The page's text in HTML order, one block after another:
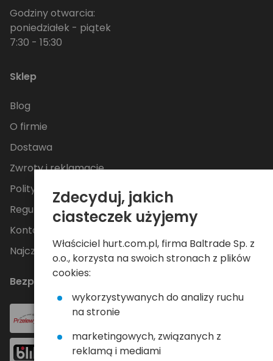
Godziny otwarcia:
poniedziałek - piątek
7:30 - 15:30
Sklep
Blog
O firmie
Dostawa
Zwroty i reklamacje
Polityka Prywatności
Regulamin
Kontakt
Najczęściej zadawane pytania
Bezpieczne płatności
Zdecyduj, jakich
ciasteczek użyjemy
Właściciel hurt.com.pl, firma Baltrade Sp. z
o.o., korzysta na swoich stronach z plików
cookies:
wykorzystywanych do analizy ruchu
na stronie
marketingowych, związanych z
reklamą i mediami